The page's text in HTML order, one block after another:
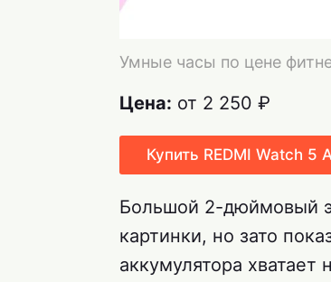
Умные часы по цене
Цена: от 2 250 ₽
Купить REDMI Watch 5
Большой 2-дюймовый
картинки, но зато
аккумулятора хватает